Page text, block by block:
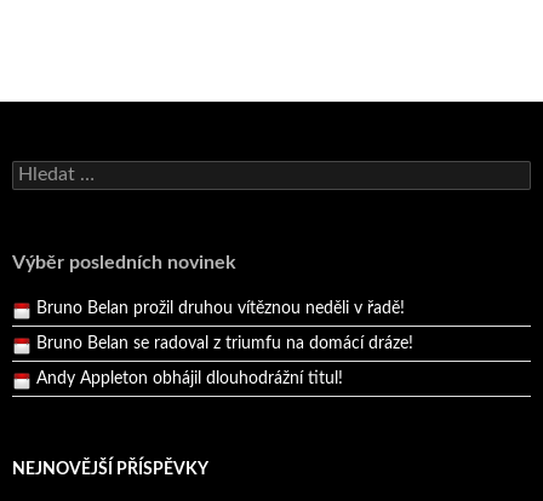
Vyhledávání
Výběr posledních novinek
Andy Appleton obhájil dlouhodrážní titul!
Bruno Belan se radoval z triumfu na domácí dráze!
Andy Appleton obhájil dlouhodrážní titul!
Reprezentační dvojice brala český titul!
NEJNOVĚJŠÍ PŘÍSPĚVKY